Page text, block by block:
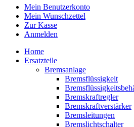
Mein Benutzerkonto
Mein Wunschzettel
Zur Kasse
Anmelden
Home
Ersatzteile
Bremsanlage
Bremsflüssigkeit
Bremskraftregler
Bremskraftverstärker
Bremsleitungen
Bremslichtschalter